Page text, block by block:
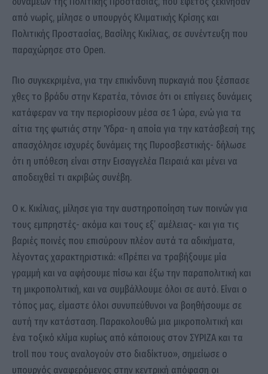
από νωρίς, μίλησε ο υπουργός Κλιματικής Κρίσης και
Πολιτικής Προστασίας, Βασίλης Κικίλιας, σε συνέντευξη που
παραχώρησε στο Open.
Πιο συγκεκριμένα, για την επικίνδυνη πυρκαγιά που ξέσπασε
χθες το βράδυ στην Κερατέα, τόνισε ότι οι επίγειες δυνάμεις
κατάφεραν να την περιορίσουν μέσα σε 1 ώρα, ενώ για τα
αίτια της φωτιάς στην Ύδρα- η αποία για την κατάσβεσή της
απασχόλησε ισχυρές δυνάμεις της Πυροσβεστικής- δήλωσε
ότι η υπόθεση είναι στην Εισαγγελέα Πειραιά και μένει να
αποδειχθεί τι ακριβώς συνέβη.
Ο κ. Κικίλιας, μίλησε για την αυστηροποίηση των ποινών για
τους εμπρηστές- ακόμα και τους εξ’ αμέλειας- και για τις
βαριές ποινές που επισύρουν πλέον αυτά τα αδικήματα,
λέγοντας χαρακτηριστικά: «Πρέπει να τραβήξουμε μία
γραμμή και να αφήσουμε πίσω και έξω την παραπολιτική και
τη μικροπολιτική, και να συμβάλλουμε όλοι σε αυτό. Είναι ο
τόπος μας, είμαστε όλοι συνυπεύθυνοι να βοηθήσουμε σε
αυτή την κατάσταση. Παρακολουθώ μια μικροπολιτική και
ένα τοξικό κλίμα κυρίως από κάποιους στον ΣΥΡΙΖΑ και τα
troll που τους αναλογούν στο διαδίκτυο», σημείωσε ο
υπουργός αναφερόμενος στην κεντρική απόφαση οι